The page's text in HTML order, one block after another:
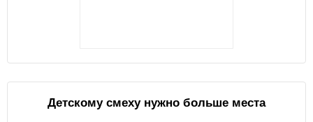
Детскому смеху нужно больше места